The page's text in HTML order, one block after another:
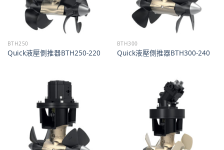
BTH250
Quick液壓側推器BTH250-220
BTH300
Quick液壓側推器BTH300-240